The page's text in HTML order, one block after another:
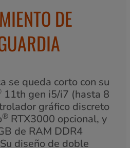
DE
se queda corto con su
11th gen i5/i7 (hasta 8
gráfico discreto
®RTX3000 opcional, y
de RAM DDR4
diseño de doble